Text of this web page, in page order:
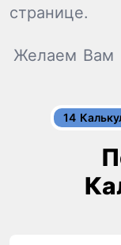
странице.
Желаем Вам
14